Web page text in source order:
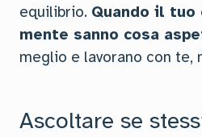
equilibrio. Quando il tuo
mente sanno cosa
meglio e lavorano con te,
Ascoltare se